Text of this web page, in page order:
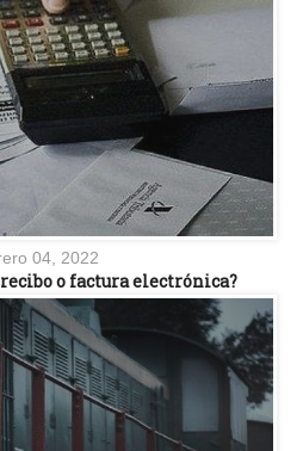
04, 2022
o factura electrónica?